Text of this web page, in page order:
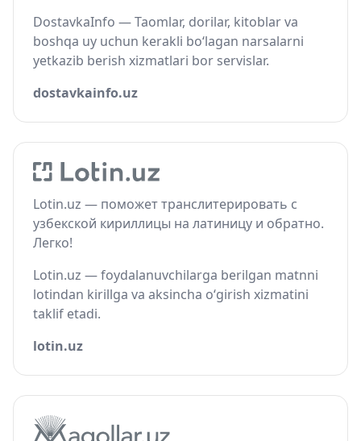
DostavkaInfo — Taomlar, dorilar, kitoblar va
boshqa uy uchun kerakli bo‘lagan narsalarni
yetkazib berish xizmatlari bor servislar.
dostavkainfo.uz
Lotin.uz — поможет транслитерировать с
узбекской кириллицы на латиницу и обратно.
Легко!
Lotin.uz — foydalanuvchilarga berilgan matnni
lotindan kirillga va aksincha o‘girish xizmatini
taklif etadi.
lotin.uz